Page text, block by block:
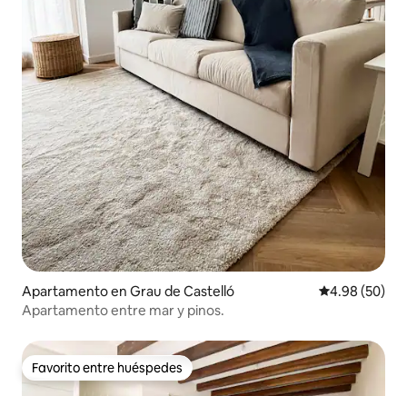
Apartamento en Grau de Castelló Calificación
4.98 (50)
Apartamento entre mar y pinos.
Favorito entre huéspedes
Favorito entre huéspedes